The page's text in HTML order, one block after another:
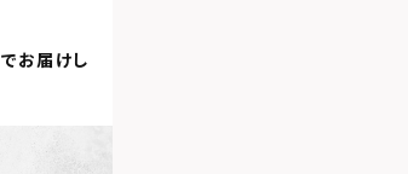
でお届けし